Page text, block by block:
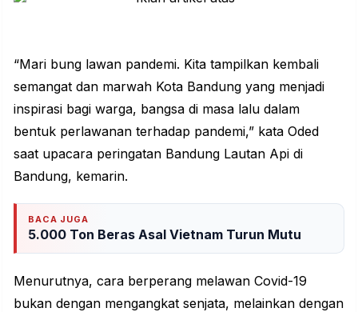
“Mari bung lawan pandemi. Kita tampilkan kembali
semangat dan marwah Kota Bandung yang menjadi
inspirasi bagi warga, bangsa di masa lalu dalam
bentuk perlawanan terhadap pandemi,” kata Oded
saat upacara peringatan Bandung Lautan Api di
Bandung, kemarin.
BACA JUGA
5.000 Ton Beras Asal Vietnam Turun Mutu
Menurutnya, cara berperang melawan Covid-19
bukan dengan mengangkat senjata, melainkan dengan